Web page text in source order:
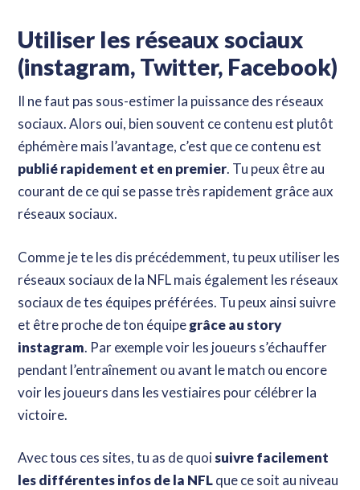
Utiliser les réseaux sociaux
(instagram, Twitter, Facebook)
Il ne faut pas sous-estimer la puissance des réseaux
sociaux. Alors oui, bien souvent ce contenu est plutôt
éphémère mais l’avantage, c’est que ce contenu est
publié rapidement et en premier. Tu peux être au
courant de ce qui se passe très rapidement grâce aux
réseaux sociaux.
Comme je te les dis précédemment, tu peux utiliser les
réseaux sociaux de la NFL mais également les réseaux
sociaux de tes équipes préférées. Tu peux ainsi suivre
et être proche de ton équipegrâce au story
instagram. Par exemple voir les joueurs s’échauffer
pendant l’entraînement ou avant le match ou encore
voir les joueurs dans les vestiaires pour célébrer la
victoire.
Avec tous ces sites, tu as de quoisuivre facilement
les différentes infos de la NFLque ce soit au niveau